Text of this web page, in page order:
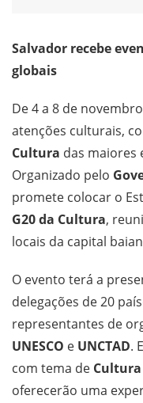
Salvador recebe
globais
De 4 a 8 de
atenções culturais,
Cultura das maiores
Organizado pelo
promete colocar o
G20 da Cultura,
locais da capital
O evento terá a
delegações de 20
representantes de
UNESCO e UNCTAD.
com tema de
oferecerão uma